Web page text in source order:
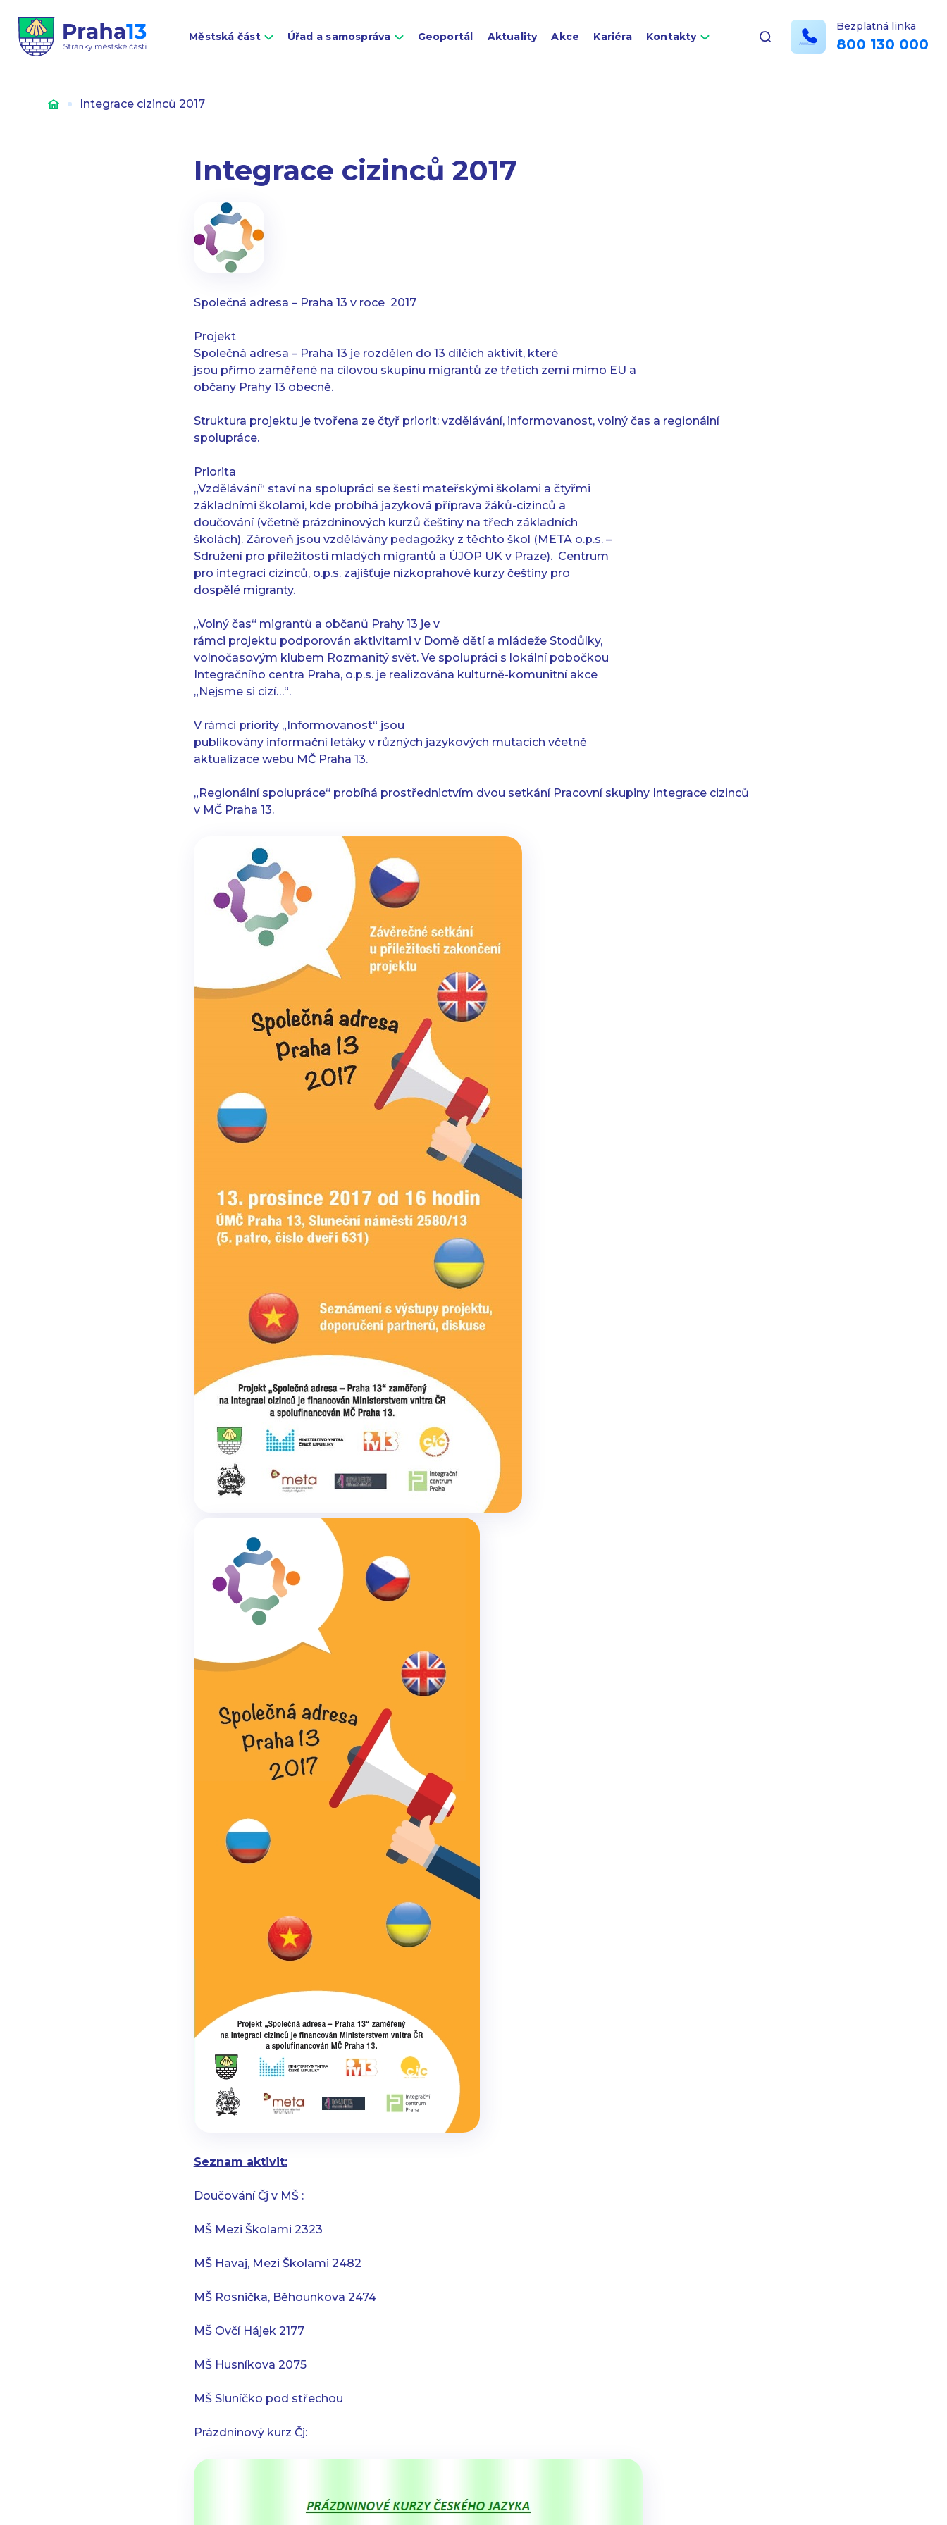
Městská část Úřad a samospráva Geoportál Aktuality Akce Kariéra Kontakty
Bezplatná linka
800 130 000
Úvod Integrace cizinců 2017
Integrace cizinců 2017
Společná adresa – Praha 13 v roce 2017
Projekt
Společná adresa – Praha 13 je rozdělen do 13 dílčích aktivit, které
jsou přímo zaměřené na cílovou skupinu migrantů ze třetích zemí mimo EU a
občany Prahy 13 obecně.
Struktura projektu je tvořena ze čtyř priorit: vzdělávání, informovanost, volný čas a regionální
spolupráce.
Priorita
„Vzdělávání“ staví na spolupráci se šesti mateřskými školami a čtyřmi
základními školami, kde probíhá jazyková příprava žáků-cizinců a
doučování (včetně prázdninových kurzů češtiny na třech základních
školách). Zároveň jsou vzdělávány pedagožky z těchto škol (META o.p.s. –
Sdružení pro příležitosti mladých migrantů a ÚJOP UK v Praze). Centrum
pro integraci cizinců, o.p.s. zajišťuje nízkoprahové kurzy češtiny pro
dospělé migranty.
„Volný čas“ migrantů a občanů Prahy 13 je v
rámci projektu podporován aktivitami v Domě dětí a mládeže Stodůlky,
volnočasovým klubem Rozmanitý svět. Ve spolupráci s lokální pobočkou
Integračního centra Praha, o.p.s. je realizována kulturně-komunitní akce
„Nejsme si cizí…“.
V rámci priority „Informovanost“ jsou
publikovány informační letáky v různých jazykových mutacích včetně
aktualizace webu MČ Praha 13.
„Regionální spolupráce“ probíhá prostřednictvím dvou setkání Pracovní skupiny Integrace cizinců
v MČ Praha 13.
Seznam aktivit:
Doučování Čj v MŠ :
MŠ Mezi Školami 2323
MŠ Havaj, Mezi Školami 2482
MŠ Rosnička, Běhounkova 2474
MŠ Ovčí Hájek 2177
MŠ Husníkova 2075
MŠ Sluníčko pod střechou
Prázdninový kurz Čj: